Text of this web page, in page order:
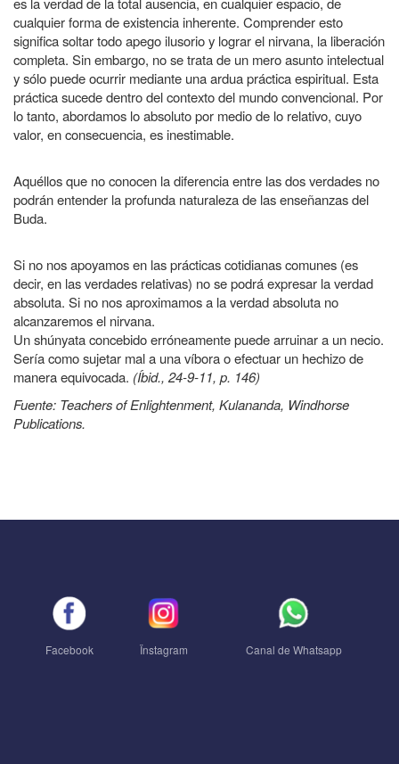
cualquier forma de existencia inherente. Comprender esto
significa soltar todo apego ilusorio y lograr el nirvana, la liberación
completa. Sin embargo, no se trata de un mero asunto intelectual
y sólo puede ocurrir mediante una ardua práctica espiritual. Esta
práctica sucede dentro del contexto del mundo convencional. Por
lo tanto, abordamos lo absoluto por medio de lo relativo, cuyo
valor, en consecuencia, es inestimable.
Aquéllos que no conocen la diferencia entre las dos verdades no
podrán entender la profunda naturaleza de las enseñanzas del
Buda.
Si no nos apoyamos en las prácticas cotidianas comunes (es
decir, en las verdades relativas) no se podrá expresar la verdad
absoluta. Si no nos aproximamos a la verdad absoluta no
alcanzaremos el nirvana.
Un shúnyata concebido erróneamente puede arruinar a un necio.
Sería como sujetar mal a una víbora o efectuar un hechizo de
manera equivocada. (Íbid., 24-9-11, p. 146)
Fuente: Teachers of Enlightenment, Kulananda, Windhorse
Publications.
Facebook Ïnstagram Canal de Whatsapp